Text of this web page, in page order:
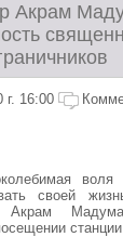
Акрам
г. 16:00
своей